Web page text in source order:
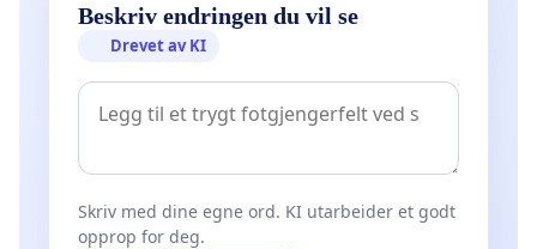
Beskriv endringen du vil se
Drevet av KI
Skriv med dine egne ord. KI utarbeider et godt
opprop for deg.